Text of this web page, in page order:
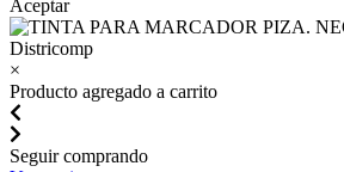
Aceptar
×
Producto agregado a carrito
Seguir comprando